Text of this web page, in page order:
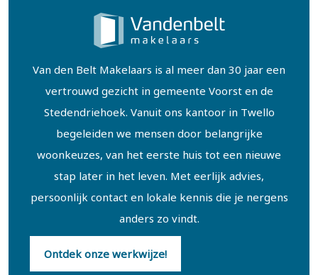
Van den Belt Makelaars is al meer dan 30 jaar een
vertrouwd gezicht in gemeente Voorst en de
Stedendriehoek. Vanuit ons kantoor in Twello
begeleiden we mensen door belangrijke
woonkeuzes, van het eerste huis tot een nieuwe
stap later in het leven. Met eerlijk advies,
persoonlijk contact en lokale kennis die je nergens
anders zo vindt.
Ontdek onze werkwijze!